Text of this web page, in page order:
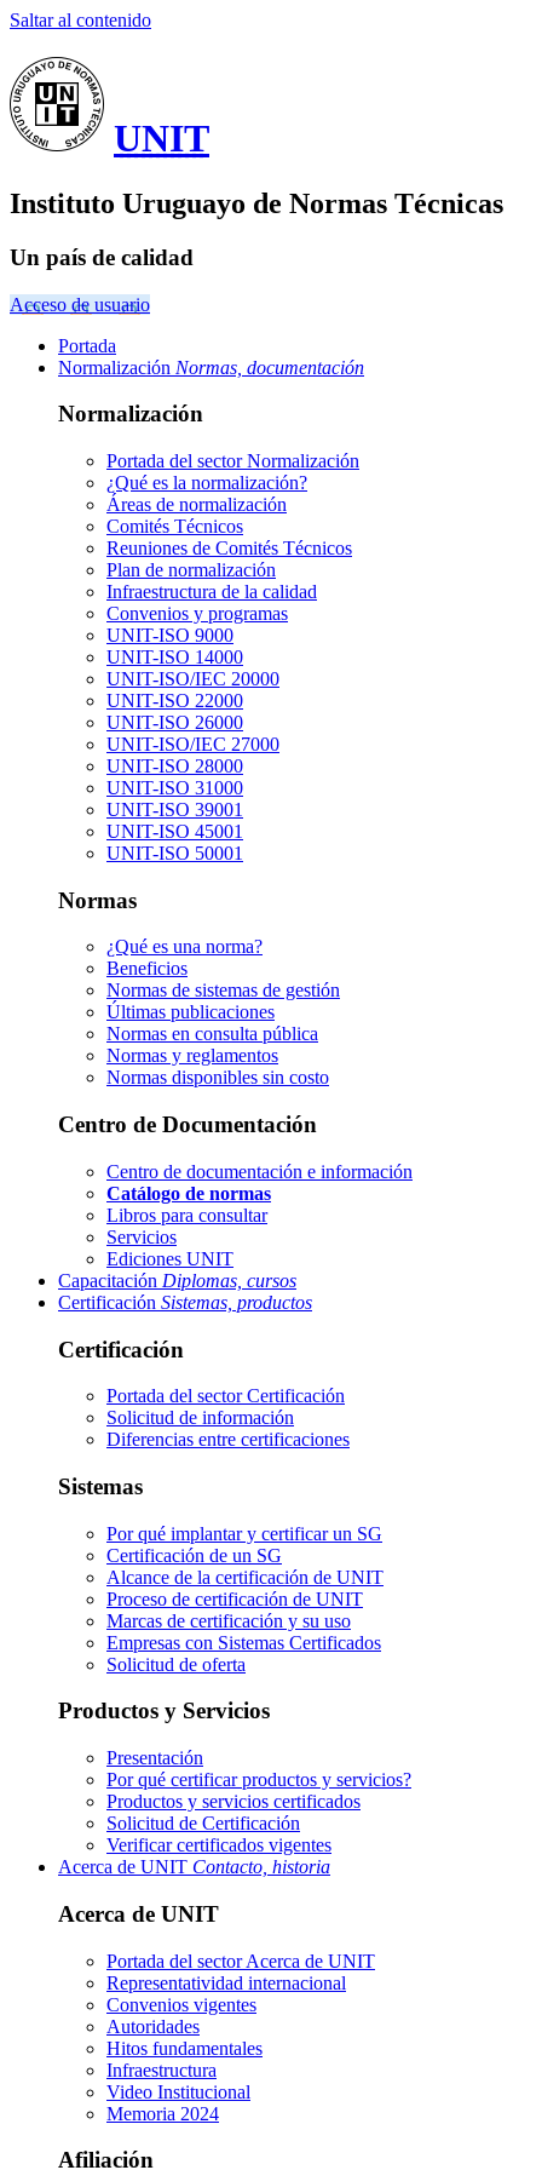
Saltar al contenido
UNIT
Instituto Uruguayo de Normas Técnicas
Un país de calidad
Acceso de usuario
Portada
Normalización Normas, documentación
Normalización
Portada del sectorNormalización
¿Qué es la normalización?
Áreas de normalización
Comités Técnicos
Reuniones de Comités Técnicos
Plan de normalización
Infraestructura de la calidad
Convenios y programas
UNIT-ISO 9000
UNIT-ISO 14000
UNIT-ISO/IEC 20000
UNIT-ISO 22000
UNIT-ISO 26000
UNIT-ISO/IEC 27000
UNIT-ISO 28000
UNIT-ISO 31000
UNIT-ISO 39001
UNIT-ISO 45001
UNIT-ISO 50001
Normas
¿Qué es una norma?
Beneficios
Normas de sistemas de gestión
Últimas publicaciones
Normas en consulta pública
Normas y reglamentos
Normas disponibles sin costo
Centro de Documentación
Centro de documentación e información
Catálogo de normas
Libros para consultar
Servicios
Ediciones UNIT
Capacitación Diplomas, cursos
Certificación Sistemas, productos
Certificación
Portada del sectorCertificación
Solicitud de información
Diferencias entre certificaciones
Sistemas
Por qué implantar y certificar un SG
Certificación de un SG
Alcance de la certificación de UNIT
Proceso de certificación de UNIT
Marcas de certificación y su uso
Empresas con Sistemas Certificados
Solicitud de oferta
Productos y Servicios
Presentación
Por qué certificar productos y servicios?
Productos y servicios certificados
Solicitud de Certificación
Verificar certificados vigentes
Acerca de UNIT Contacto, historia
Acerca de UNIT
Portada del sectorAcerca de UNIT
Representatividad internacional
Convenios vigentes
Autoridades
Hitos fundamentales
Infraestructura
Video Institucional
Memoria 2024
Afiliación